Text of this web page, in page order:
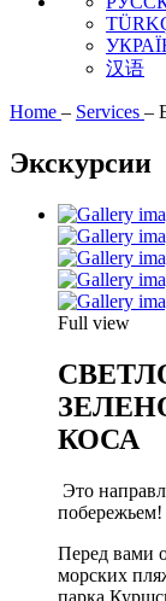
汉语
Home – Services –
Экскурсии
Full view
КОСА
Это
побережьем!
Перед вами
морских
парка